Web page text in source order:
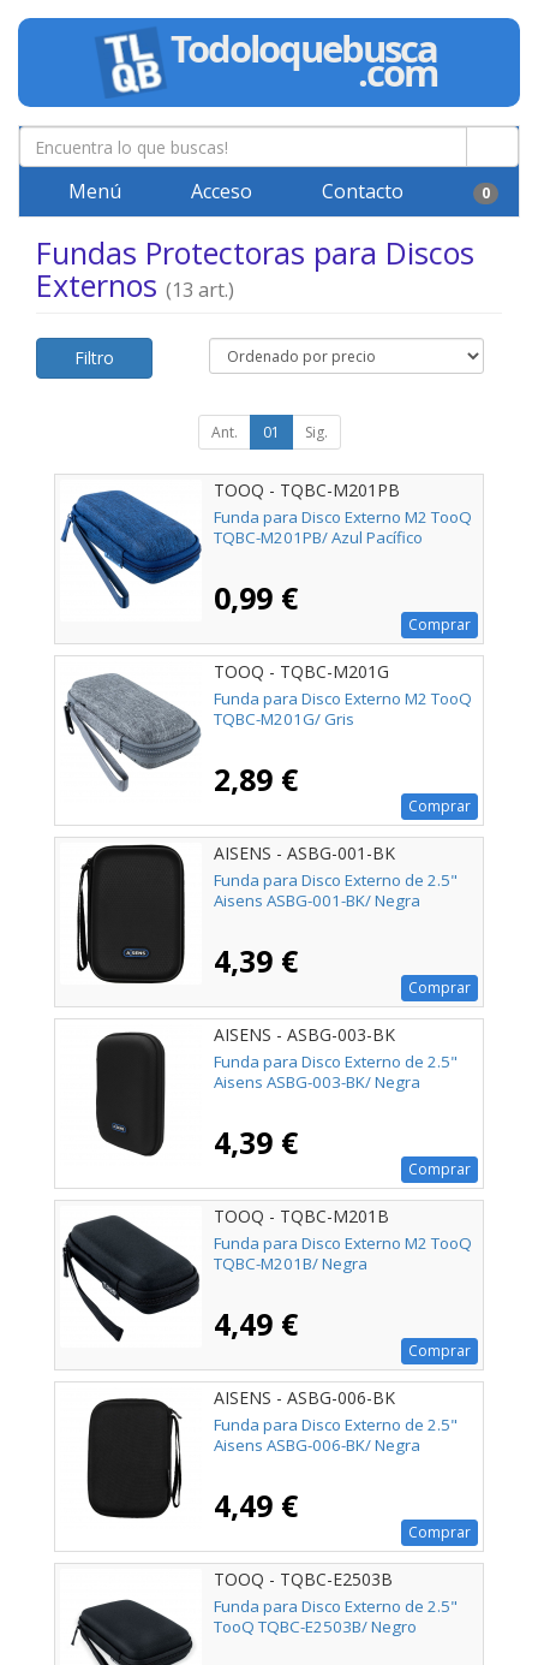
Menú Acceso Contacto 0
Fundas Protectoras para Discos
Externos (13 art.)
Filtro
Ant. 01 Sig.
TOOQ - TQBC-M201PB
Funda para Disco Externo M2 TooQ
TQBC-M201PB/ Azul Pacífico
0,99 €
Comprar
TOOQ - TQBC-M201G
Funda para Disco Externo M2 TooQ
TQBC-M201G/ Gris
2,89 €
Comprar
AISENS - ASBG-001-BK
Funda para Disco Externo de 2.5"
Aisens ASBG-001-BK/ Negra
4,39 €
Comprar
AISENS - ASBG-003-BK
Funda para Disco Externo de 2.5"
Aisens ASBG-003-BK/ Negra
4,39 €
Comprar
TOOQ - TQBC-M201B
Funda para Disco Externo M2 TooQ
TQBC-M201B/ Negra
4,49 €
Comprar
AISENS - ASBG-006-BK
Funda para Disco Externo de 2.5"
Aisens ASBG-006-BK/ Negra
4,49 €
Comprar
TOOQ - TQBC-E2503B
Funda para Disco Externo de 2.5"
TooQ TQBC-E2503B/ Negro